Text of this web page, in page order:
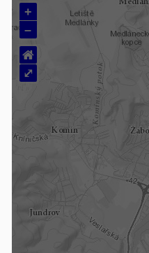
+
–
⌂
⤢